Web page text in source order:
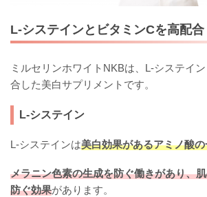
L-システインとビタミンCを高配合
ミルセリンホワイトNKBは、L-システイ
合した美白サプリメントです。
L-システイン
L-システインは美白効果があるアミノ酸
メラニン色素の生成を防ぐ働きがあり、
防ぐ効果があります。